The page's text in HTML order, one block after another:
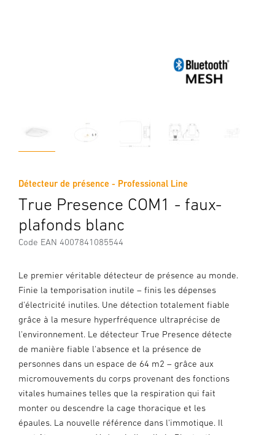
Détecteur de présence - Professional Line
True Presence COM1 - faux-
plafonds blanc
Code EAN 4007841085544
Le premier véritable détecteur de présence au monde.
Finie la temporisation inutile – finis les dépenses
d'électricité inutiles. Une détection totalement fiable
grâce à la mesure hyperfréquence ultraprécise de
l'environnement. Le détecteur True Presence détecte
de manière fiable l'absence et la présence de
personnes dans un espace de 64 m2 – grâce aux
micromouvements du corps provenant des fonctions
vitales humaines telles que la respiration qui fait
monter ou descendre la cage thoracique et les
épaules. La nouvelle référence dans l'immotique. Il